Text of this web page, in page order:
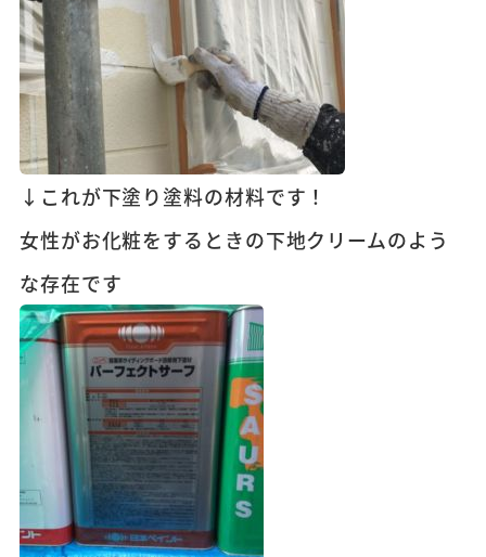
↓これが下塗り塗料の材料です！
女性がお化粧をするときの下地クリームのよう
な存在です